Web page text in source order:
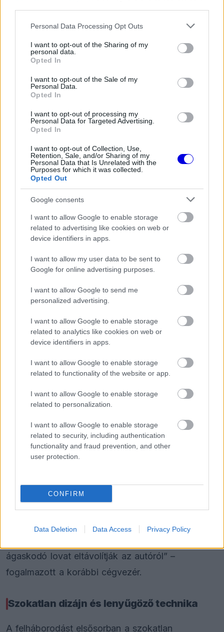
Please note that this website/app uses one or more Google
not limited to your visit or usage behaviour. You may click to
grant or deny consent to Google and its third-party tags to
use your data for below specified purposes in below Google
consent section.
Personal Data Processing Opt Outs
I want to opt-out of the Sharing of my
personal data.
Opted In
I want to opt-out of the Sale of my
Personal Data.
Opted In
I want to opt-out of processing my
Personal Data for Targeted Advertising.
Opted In
I want to opt-out of Collection, Use,
Retention, Sale, and/or Sharing of my
Personal Data that Is Unrelated with the
Purposes for which it was collected.
Opted Out
Google consents
I want to allow Google to enable storage
related to advertising like cookies on web or
device identifiers in apps.
I want to allow my user data to be sent to
Google for online advertising purposes.
I want to allow Google to send me
personalized advertising.
I want to allow Google to enable storage
related to analytics like cookies on web or
device identifiers in apps.
I want to allow Google to enable storage
related to functionality of the website or app.
I want to allow Google to enable storage
related to personalization.
I want to allow Google to enable storage
related to security, including authentication
functionality and fraud prevention, and other
user protection.
CONFIRM
Data Deletion Data Access Privacy Policy
lerombolhatja.
EZEKET IS AJÁNLJUK
Ijesztő jelzés Spából, tényleg túl
generációs különbségekről a
Forma–1-ben
FORMA-1
teheti fel a Ferrari
„Ha elmondanám a valódi véleményemet, azzal
ágaskodó lovat eltávolítják az autóról” –
fogalmazott a korábbi cégvezér.
Szokatlan dizájn és lenyűgöző technika
A felháborodást elsősorban a szokatlan